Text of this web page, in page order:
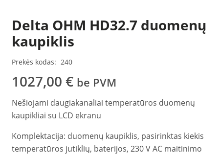
Delta OHM HD32.7 duomenų
kaupiklis
Prekės kodas: 240
1027,00 € be PVM
Nešiojami daugiakanaliai temperatūros duomenų
kaupikliai su LCD ekranu
Komplektacija: duomenų kaupiklis, pasirinktas kiekis
temperatūros jutiklių, baterijos, 230 V AC maitinimo